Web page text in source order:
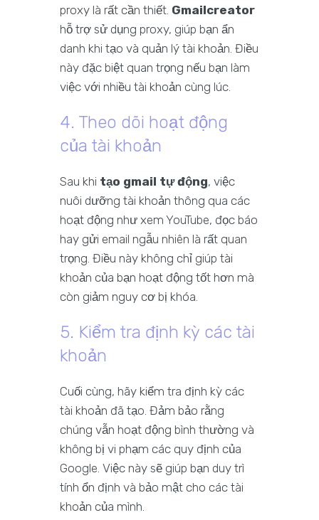
proxy là rất cần thiết. Gmailcreator
hỗ trợ sử dụng proxy, giúp bạn ẩn
danh khi tạo và quản lý tài khoản. Điều
này đặc biệt quan trọng nếu bạn làm
việc với nhiều tài khoản cùng lúc.
4. Theo dõi hoạt động
của tài khoản
Sau khi tạo gmail tự động, việc
nuôi dưỡng tài khoản thông qua các
hoạt động như xem YouTube, đọc báo
hay gửi email ngẫu nhiên là rất quan
trọng. Điều này không chỉ giúp tài
khoản của bạn hoạt động tốt hơn mà
còn giảm nguy cơ bị khóa.
5. Kiểm tra định kỳ các tài
khoản
Cuối cùng, hãy kiểm tra định kỳ các
tài khoản đã tạo. Đảm bảo rằng
chúng vẫn hoạt động bình thường và
không bị vi phạm các quy định của
Google. Việc này sẽ giúp bạn duy trì
tính ổn định và bảo mật cho các tài
khoản của mình.